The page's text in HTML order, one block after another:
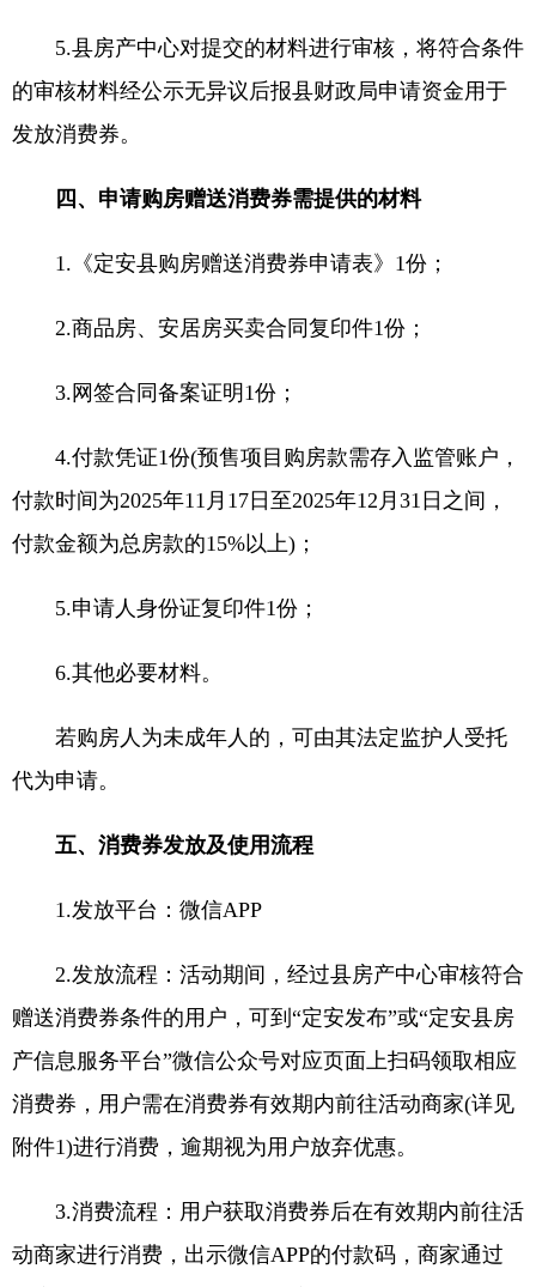
5.县房产中心对提交的材料进行审核，将符合条件
的审核材料经公示无异议后报县财政局申请资金用于
发放消费券。
四、申请购房赠送消费券需提供的材料
1.《定安县购房赠送消费券申请表》1份；
2.商品房、安居房买卖合同复印件1份；
3.网签合同备案证明1份；
4.付款凭证1份(预售项目购房款需存入监管账户，
付款时间为2025年11月17日至2025年12月31日之间，
付款金额为总房款的15%以上)；
5.申请人身份证复印件1份；
6.其他必要材料。
若购房人为未成年人的，可由其法定监护人受托
代为申请。
五、消费券发放及使用流程
1.发放平台：微信APP
2.发放流程：活动期间，经过县房产中心审核符合
赠送消费券条件的用户，可到“定安发布”或“定安县房
产信息服务平台”微信公众号对应页面上扫码领取相应
消费券，用户需在消费券有效期内前往活动商家(详见
附件1)进行消费，逾期视为用户放弃优惠。
3.消费流程：用户获取消费券后在有效期内前往活
动商家进行消费，出示微信APP的付款码，商家通过